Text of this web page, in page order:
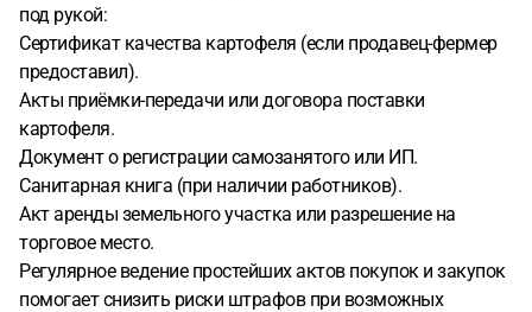
под рукой:
Сертификат качества картофеля (если продавец-фермер
предоставил).
Акты приёмки-передачи или договора поставки
картофеля.
Документ о регистрации самозанятого или ИП.
Санитарная книга (при наличии работников).
Акт аренды земельного участка или разрешение на
торговое место.
Регулярное ведение простейших актов покупок и закупок
помогает снизить риски штрафов при возможных